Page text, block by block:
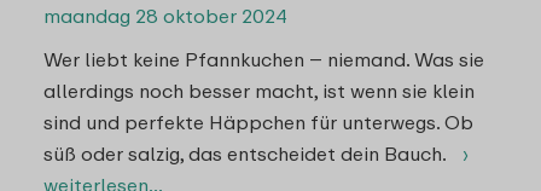
maandag 28 oktober 2024
Wer liebt keine Pfannkuchen – niemand. Was sie
allerdings noch besser macht, ist wenn sie klein
sind und perfekte Häppchen für unterwegs. Ob
süß oder salzig, das entscheidet dein Bauch.
›
weiterlesen…